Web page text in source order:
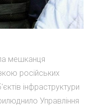
мешканця
російських
інфраструктури
Управління